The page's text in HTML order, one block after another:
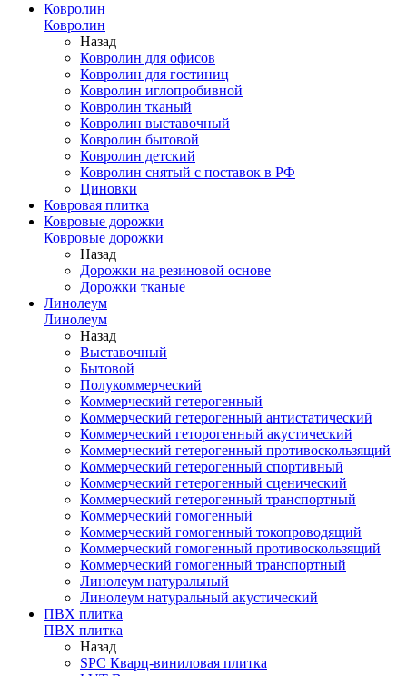
Ковролин
Ковролин
Назад
Ковролин для офисов
Ковролин для гостиниц
Ковролин иглопробивной
Ковролин тканый
Ковролин выставочный
Ковролин бытовой
Ковролин детский
Ковролин снятый с поставок в РФ
Циновки
Ковровая плитка
Ковровые дорожки
Ковровые дорожки
Назад
Дорожки на резиновой основе
Дорожки тканые
Линолеум
Линолеум
Назад
Выставочный
Бытовой
Полукоммерческий
Коммерческий гетерогенный
Коммерческий гетерогенный антистатический
Коммерческий геторогенный акустический
Коммерческий гетерогенный противоскользящий
Коммерческий гетерогенный спортивный
Коммерческий гетерогенный сценический
Коммерческий гетерогенный транспортный
Коммерческий гомогенный
Коммерческий гомогенный токопроводящий
Коммерческий гомогенный противоскользящий
Коммерческий гомогенный транспортный
Линолеум натуральный
Линолеум натуральный акустический
ПВХ плитка
ПВХ плитка
Назад
SPC Кварц-виниловая плитка